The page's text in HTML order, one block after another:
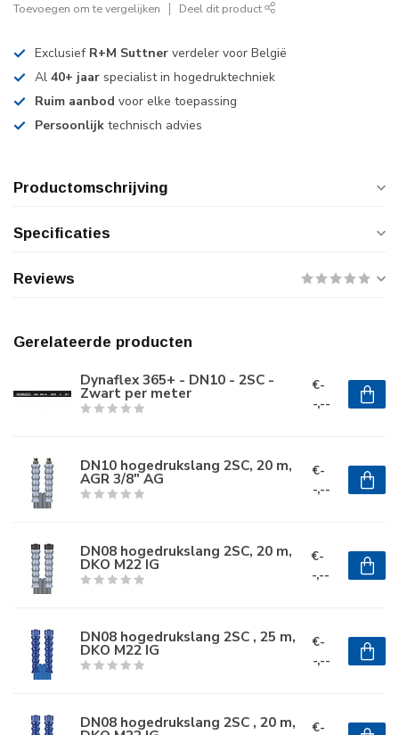
Toevoegen om te vergelijken Deel dit product
Exclusief R+M Suttner verdeler voor België
Al 40+ jaar specialist in hogedruktechniek
Ruim aanbod voor elke toepassing
Persoonlijk technisch advies
Productomschrijving
Specificaties
Reviews
Gerelateerde producten
Dynaflex 365+ - DN10 - 2SC -
Zwart per meter
€-
-,--
DN10 hogedrukslang 2SC, 20 m,
AGR 3/8" AG
€-
-,--
DN08 hogedrukslang 2SC, 20 m,
DKO M22 IG
€-
-,--
DN08 hogedrukslang 2SC , 25 m,
DKO M22 IG
€-
-,--
DN08 hogedrukslang 2SC , 20 m,
€-